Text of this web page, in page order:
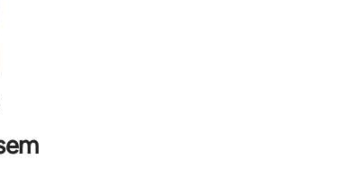
ocena: 5 na 5, liczba recenzji: 3